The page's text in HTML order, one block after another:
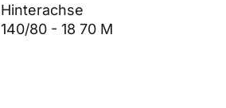
Hinterachse
140/80 - 18 70 M